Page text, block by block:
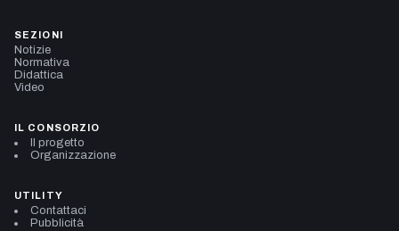
SEZIONI
Notizie
Normativa
Didattica
Video
IL CONSORZIO
Il progetto
Organizzazione
UTILITY
Contattaci
Pubblicità